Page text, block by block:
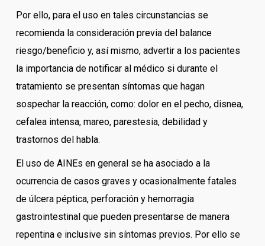
Por ello, para el uso en tales circunstancias se
recomienda la consideración previa del balance
riesgo/beneficio y, así mismo, advertir a los pacientes
la importancia de notificar al médico si durante el
tratamiento se presentan síntomas que hagan
sospechar la reacción, como: dolor en el pecho, disnea,
cefalea intensa, mareo, parestesia, debilidad y
trastornos del habla.
El uso de AINEs en general se ha asociado a la
ocurrencia de casos graves y ocasionalmente fatales
de úlcera péptica, perforación y hemorragia
gastrointestinal que pueden presentarse de manera
repentina e inclusive sin síntomas previos. Por ello se